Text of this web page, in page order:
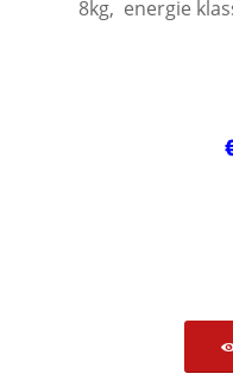
8kg, energie